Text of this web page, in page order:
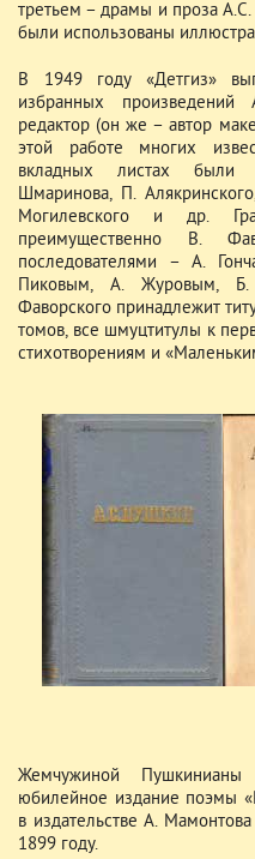
третьем – драмы и проза
были использованы
В 1949 году «Детгиз»
избранных произведений
редактор (он же – автор
этой работе многих
вкладных листах были
Шмаринова, П.
Могилевского и др.
преимущественно В.
последователями – А.
Пиковым, А. Журовым, Б.
Фаворского принадлежит
томов, все шмуцтитулы к
стихотворениям и
Жемчужиной Пушкинианы
юбилейное издание поэмы
в издательстве А.
1899 году.